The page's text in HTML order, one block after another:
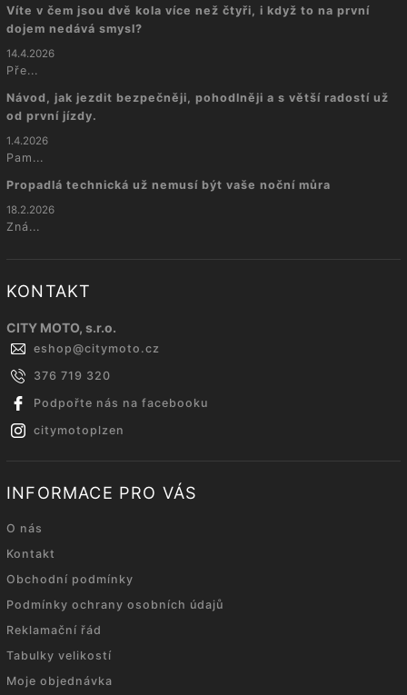
Víte v čem jsou dvě kola více než čtyři, i když to na první
dojem nedává smysl?
14.4.2026
Pře...
Návod, jak jezdit bezpečněji, pohodlněji a s větší radostí už
od první jízdy.
1.4.2026
Pam...
Propadlá technická už nemusí být vaše noční můra
18.2.2026
Zná...
KONTAKT
CITY MOTO, s.r.o.
eshop@citymoto.cz
376 719 320
Podpořte nás na facebooku
citymotoplzen
INFORMACE PRO VÁS
O nás
Kontakt
Obchodní podmínky
Podmínky ochrany osobních údajů
Reklamační řád
Tabulky velikostí
Moje objednávka